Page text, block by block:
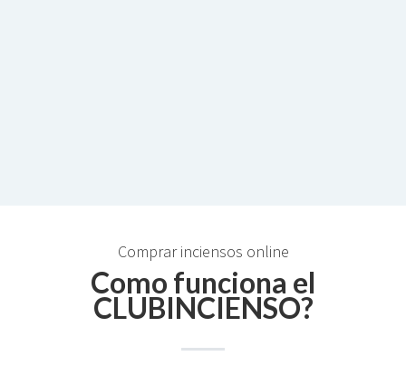
Comprar inciensos online
Como funciona el
CLUBINCIENSO?